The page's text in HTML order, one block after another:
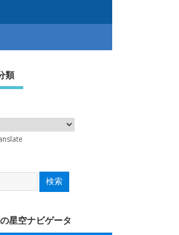
類
星空ナビゲータ